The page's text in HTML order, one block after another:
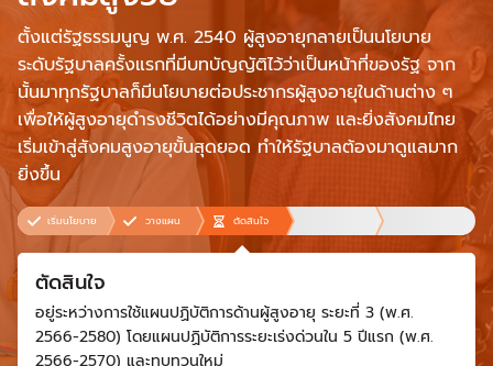
ตั้งแต่รัฐธรรมนูญ พ.ศ. 2540 ผู้สูงอายุกลายเป็นนโยบาย
ระดับรัฐบาลครั้งแรกที่มีบทบัญญัติไว้ว่าเป็นหน้าที่ของรัฐ จาก
นั้นมาทุกรัฐบาลก็มีนโยบายต่อประชากรผู้สูงอายุในด้านต่าง ๆ
เพื่อให้ผู้สูงอายุดำรงชีวิตได้อย่างมีคุณภาพ และยิ่งสังคมไทย
เริ่มเข้าสู่สังคมสูงอายุขั้นสุดยอด ทำให้รัฐบาลต้องมาดูแลมาก
ยิ่งขึ้น
เริ่มนโยบาย วางแผน ตัดสินใจ
ตัดสินใจ
อยู่ระหว่างการใช้แผนปฏิบัติการด้านผู้สูงอายุ ระยะที่ 3 (พ.ศ.
2566-2580) โดยแผนปฏิบัติการระยะเร่งด่วนใน 5 ปีแรก (พ.ศ.
2566-2570) และทบทวนใหม่